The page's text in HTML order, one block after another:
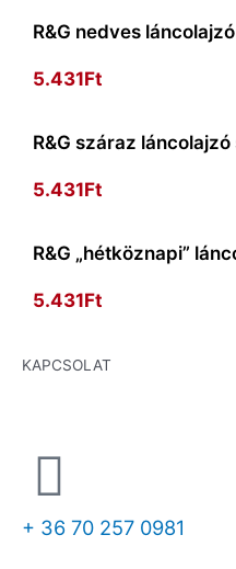
R&G nedves
5.431Ft
R&G száraz
5.431Ft
R&G „hétköznapi”
5.431Ft
KAPCSOLAT
+ 36 70 257 0981